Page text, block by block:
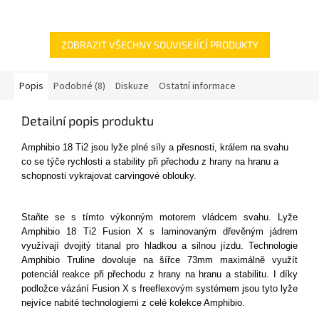
ZOBRAZIT VŠECHNY SOUVISEJÍCÍ PRODUKTY
Popis Podobné (8) Diskuze Ostatní informace
Detailní popis produktu
Amphibio 18 Ti2 jsou lyže plné síly a přesnosti, králem na svahu
co se týče rychlosti a stability při přechodu z hrany na hranu a
schopnosti vykrajovat carvingové oblouky.
Staňte se s tímto výkonným motorem vládcem svahu. Lyže
Amphibio 18 Ti2 Fusion X s laminovaným dřevěným jádrem
využívají dvojitý titanal pro hladkou a silnou jízdu. Technologie
Amphibio Truline dovoluje na šířce 73mm maximálně využít
potenciál reakce při přechodu z hrany na hranu a stabilitu. I díky
podložce vázání Fusion X s freeflexovým systémem jsou tyto lyže
nejvíce nabité technologiemi z celé kolekce Amphibio.